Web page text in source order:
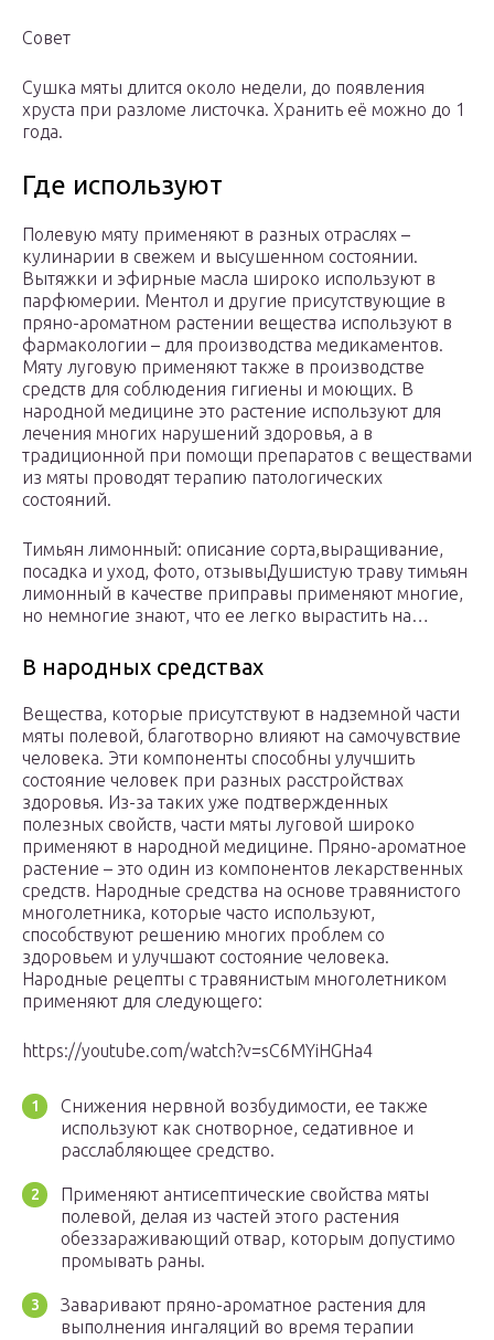
Совет
Сушка мяты длится около недели, до появления
хруста при разломе листочка. Хранить её можно до 1
года.
Где используют
Полевую мяту применяют в разных отраслях –
кулинарии в свежем и высушенном состоянии.
Вытяжки и эфирные масла широко используют в
парфюмерии. Ментол и другие присутствующие в
пряно-ароматном растении вещества используют в
фармакологии – для производства медикаментов.
Мяту луговую применяют также в производстве
средств для соблюдения гигиены и моющих. В
народной медицине это растение используют для
лечения многих нарушений здоровья, а в
традиционной при помощи препаратов с веществами
из мяты проводят терапию патологических
состояний.
Тимьян лимонный: описание сорта,выращивание,
посадка и уход, фото, отзывыДушистую траву тимьян
лимонный в качестве приправы применяют многие,
но немногие знают, что ее легко вырастить на…
В народных средствах
Вещества, которые присутствуют в надземной части
мяты полевой, благотворно влияют на самочувствие
человека. Эти компоненты способны улучшить
состояние человек при разных расстройствах
здоровья. Из-за таких уже подтвержденных
полезных свойств, части мяты луговой широко
применяют в народной медицине. Пряно-ароматное
растение – это один из компонентов лекарственных
средств. Народные средства на основе травянистого
многолетника, которые часто используют,
способствуют решению многих проблем со
здоровьем и улучшают состояние человека.
Народные рецепты с травянистым многолетником
применяют для следующего:
https://youtube.com/watch?v=sC6MYiHGHa4
Снижения нервной возбудимости, ее также
используют как снотворное, седативное и
расслабляющее средство.
Применяют антисептические свойства мяты
полевой, делая из частей этого растения
обеззараживающий отвар, которым допустимо
промывать раны.
Заваривают пряно-ароматное растения для
выполнения ингаляций во время терапии